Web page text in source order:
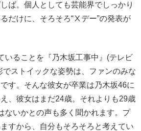
ば。個人としても芸能界でしっかり
だけに、そろそろ“Ⅹデー”の発表が
いることを『乃木坂工事中』(テレビ
ストイックな姿勢は、ファンのみな
す。そんな彼女が卒業は乃木坂46に
、彼女はまだ24歳。それよりも29歳
ないかとの声も多く聞かれます。プ
すから、自分もそろそろと考えてい